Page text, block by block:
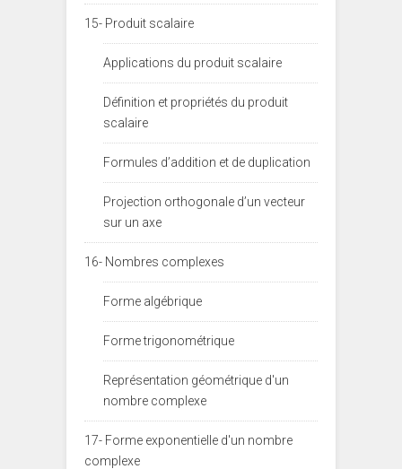
15- Produit scalaire
Applications du produit scalaire
Définition et propriétés du produit
scalaire
Formules d’addition et de duplication
Projection orthogonale d’un vecteur
sur un axe
16- Nombres complexes
Forme algébrique
Forme trigonométrique
Représentation géométrique d'un
nombre complexe
17- Forme exponentielle d'un nombre
complexe